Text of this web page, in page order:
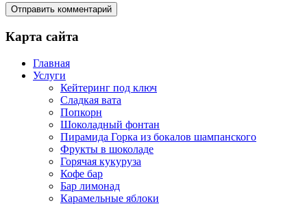
Карта сайта
Главная
Услуги
Кейтеринг под ключ
Сладкая вата
Попкорн
Шоколадный фонтан
Пирамида Горка из бокалов шампанского
Фрукты в шоколаде
Горячая кукуруза
Кофе бар
Бар лимонад
Карамельные яблоки